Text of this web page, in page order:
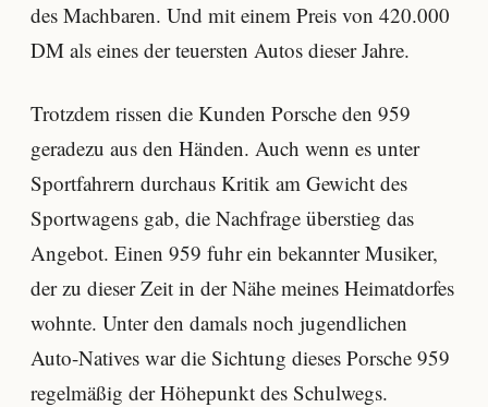
des Machbaren. Und mit einem Preis von 420.000
DM als eines der teuersten Autos dieser Jahre.
Trotzdem rissen die Kunden Porsche den 959
geradezu aus den Händen. Auch wenn es unter
Sportfahrern durchaus Kritik am Gewicht des
Sportwagens gab, die Nachfrage überstieg das
Angebot. Einen 959 fuhr ein bekannter Musiker,
der zu dieser Zeit in der Nähe meines Heimatdorfes
wohnte. Unter den damals noch jugendlichen
Auto-Natives war die Sichtung dieses Porsche 959
regelmäßig der Höhepunkt des Schulwegs.